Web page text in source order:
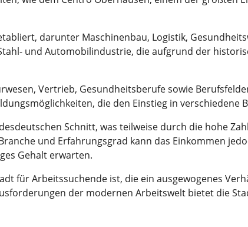
darunter Maschinenbau, Logistik,
und Automobilindustrie, die aufgrund der
Vertrieb, Gesundheitsberufe sowie
die den Einstieg in verschiedene
Schnitt, was teilweise durch die hohe
und Erfahrungsgrad kann das Einkommen
Gehalt erwarten.
für Arbeitssuchende ist, die ein ausgewogenes
der modernen Arbeitswelt bietet die